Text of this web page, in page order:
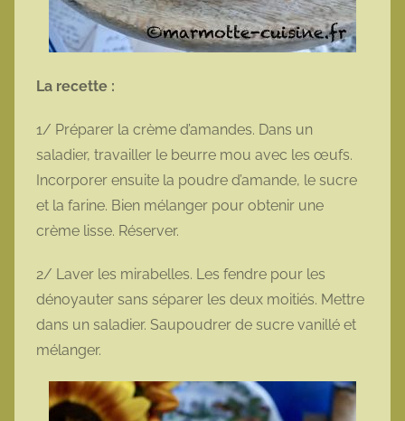
La recette :
1/ Préparer la crème d’amandes. Dans un
saladier, travailler le beurre mou avec les œufs.
Incorporer ensuite la poudre d’amande, le sucre
et la farine. Bien mélanger pour obtenir une
crème lisse. Réserver.
2/ Laver les mirabelles. Les fendre pour les
dénoyauter sans séparer les deux moitiés. Mettre
dans un saladier. Saupoudrer de sucre vanillé et
mélanger.